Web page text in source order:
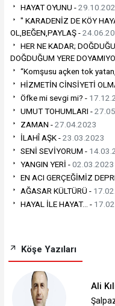
HAYAT OYUNU -
" KARADENİZ DE KÖY
OL,BEĞEN,PAYLAŞ -
HER NE KADAR;
DOĞDUĞUM YERE
“Komşusu açken tok
HİZMETİN CİNSİYETİ
Öfke mi sevgi mi? -
UMUT TOHUMLARI -
ZAMAN -27.04.2023
İLAHÎ AŞK -23.03.2023
SENİ SEVİYORUM -
YANGIN YERİ -02.03.2023
EN ACI GERÇEĞİMİZ
AĞASAR KÜLTÜRÜ -
HAYAL İLE HAYAT… -
Köşe Yazıları
Ali